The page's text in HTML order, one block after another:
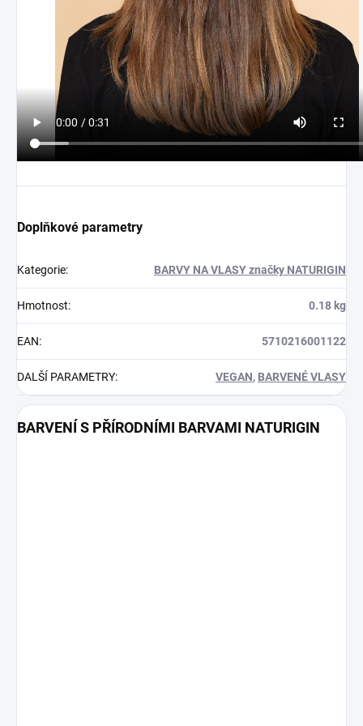
Doplňkové parametry
Kategorie: BARVY NA VLASY značky NATURIGIN
Hmotnost: 0.18 kg
EAN: 5710216001122
DALŠÍ PARAMETRY: VEGAN, BARVENÉ VLASY
BARVENÍ S PŘÍRODNÍMI BARVAMI NATURIGIN